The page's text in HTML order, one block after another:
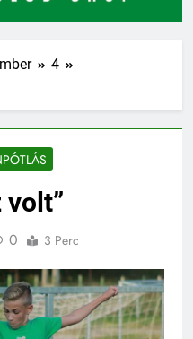
4
volt”
0 3 Perc